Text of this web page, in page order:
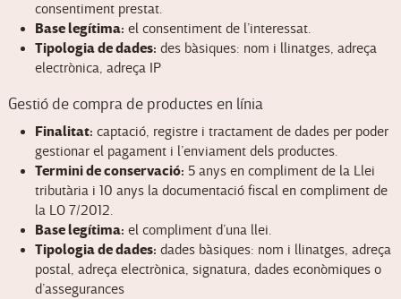
consentiment prestat.
Base legítima: el consentiment de l’interessat.
Tipologia de dades: des bàsiques: nom i llinatges, adreça
electrònica, adreça IP
Gestió de compra de productes en línia
Finalitat: captació, registre i tractament de dades per poder
gestionar el pagament i l’enviament dels productes.
Termini de conservació: 5 anys en compliment de la Llei
tributària i 10 anys la documentació fiscal en compliment de
la LO 7/2012.
Base legítima: el compliment d’una llei.
Tipologia de dades: dades bàsiques: nom i llinatges, adreça
postal, adreça electrònica, signatura, dades econòmiques o
d’assegurances